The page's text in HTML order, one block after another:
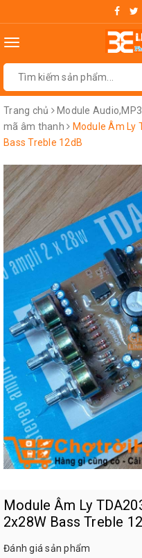
Toggle
Trang chủ
Module
mã âm thanh
Module Âm Ly
Bass Treble 12dB
Module Âm Ly
2x28W Bass Treble
Đánh giá sản phẩm